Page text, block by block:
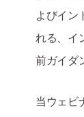
よびイン
れる、イ
前ガイダ
当ウェビ